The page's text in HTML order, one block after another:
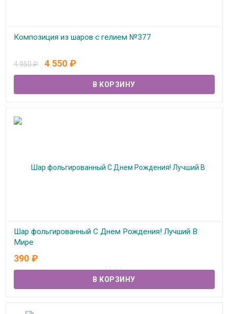
Композиция из шаров с гелием №377
4 950₽ 4 550 ₽
Шар фольгированный С Днем Рождения! Лучший В
Мире
В наличии
390 ₽